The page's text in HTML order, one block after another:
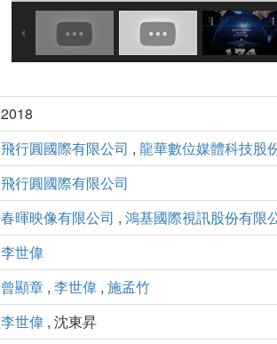
2018
飛行圓國際有限公司 , 龍華數位媒體科技股
飛行圓國際有限公司
春暉映像有限公司 , 鴻基國際視訊股份有限
李世偉
曾顯章 , 李世偉 , 施孟竹
李世偉 , 沈東昇